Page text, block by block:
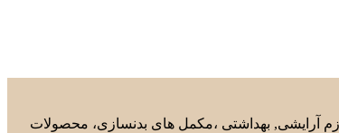
آرایشی, بهداشتی ،مکمل های بدنسازی، محصولات